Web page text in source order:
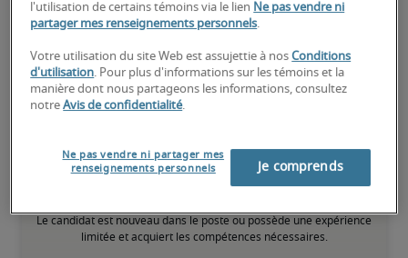
-
Le candidat est nouveau dans le poste ou possède une expérience
limitée et acquiert les compétences nécessaires.
l'utilisation de certains témoins via le lien Ne pas vendre ni
partager mes renseignements personnels.
Votre utilisation du site Web est assujettie à nosConditions
d'utilisation. Pour plus d'informations sur les témoins et la
manière dont nous partageons les informations, consultez
notreAvis de confidentialité.
Ne pas vendre ni partager mes
renseignements personnels
Je comprends